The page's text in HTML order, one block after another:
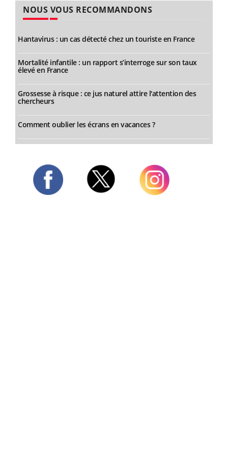
NOUS VOUS RECOMMANDONS
Hantavirus : un cas détecté chez un touriste en France
Mortalité infantile : un rapport s’interroge sur son taux
élevé en France
Grossesse à risque : ce jus naturel attire l'attention des
chercheurs
Comment oublier les écrans en vacances ?